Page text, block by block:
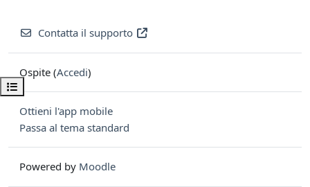
Apri indice del corso
Contatta il supporto
Ospite (Accedi)
Ottieni l'app mobile
Passa al tema standard
Powered by Moodle